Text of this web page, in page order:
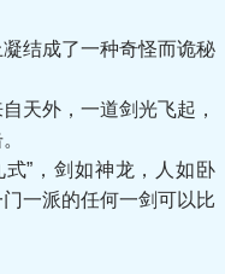
结成了一种奇怪而诡秘
外，一道剑光飞起，
”，剑如神龙，人如卧
一派的任何一剑可以比